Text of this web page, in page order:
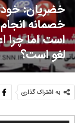
خضریان: خود
خصمانه
است اما چرا
لغو است؟
به اشتراک گذاری